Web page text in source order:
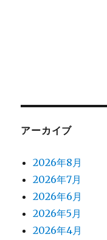
アーカイブ
2026年8月
2026年7月
2026年6月
2026年5月
2026年4月